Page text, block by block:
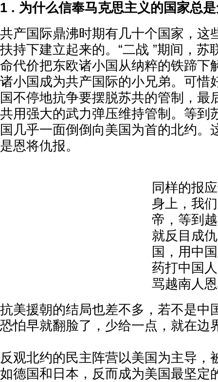
1 . 为什么信奉马克思主义的国家总
共产国际鼎沸时期有几十个国家，这
扶持下建立起来的。“二战 ”期间，苏
命代价把东欧诸小国从纳粹的铁蹄下
诸小国成为共产国际的小兄弟。可惜
国不停地抗争要摆脱苏共的管制，最
共用强大的武力弹压维持管制。等到
国几乎一面倒倒向美国为首的北约。
是恩将仇报。
同样的报
身上，我
帝，等到
就反目成
国，用中
药打中国
骂越南人
抗美援朝的结局也差不多，若不是中
恐怕早就翻脸了，少给一点，就在边
反观北约的民主阵营以美国为主导，
如德国和日本，反而成为美国最坚定